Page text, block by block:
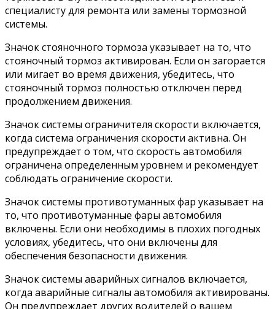
специалисту для ремонта или замены тормозной
системы.
Значок стояночного тормоза указывает на то, что
стояночный тормоз активирован. Если он загорается
или мигает во время движения, убедитесь, что
стояночный тормоз полностью отключен перед
продолжением движения.
Значок системы ограничителя скорости включается,
когда система ограничения скорости активна. Он
предупреждает о том, что скорость автомобиля
ограничена определенным уровнем и рекомендует
соблюдать ограничение скорости.
Значок системы противотуманных фар указывает на
то, что противотуманные фары автомобиля
включены. Если они необходимы в плохих погодных
условиях, убедитесь, что они включены для
обеспечения безопасности движения.
Значок системы аварийных сигналов включается,
когда аварийные сигналы автомобиля активированы.
Он предупреждает других водителей о вашем